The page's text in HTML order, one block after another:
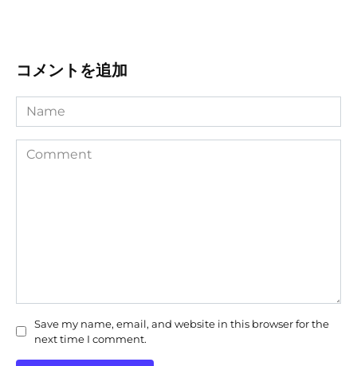
コメントを追加
Name
Comment
Save my name, email, and website in this browser for the
next time I comment.